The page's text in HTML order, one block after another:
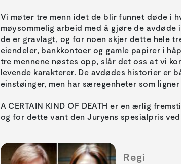
Vi møter tre menn idet de blir funnet døde i
møysommelig arbeid med å gjøre de
de er gravlagt, og for noen skjer dette hele
eiendeler, bankkontoer og gamle papirer i
tre mennene nøstes opp, slår det oss at vi
levende karakterer. De avdødes historier er
einstøinger, men har særegenheter som
A CERTAIN KIND OF DEATH er en ærlig
og for dette vant den Juryens spesialpris
Regi